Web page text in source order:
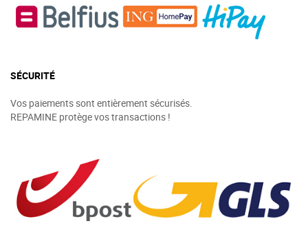
SÉCURITÉ
Vos paiements sont entièrement sécurisés.
REPAMINE protège vos transactions !